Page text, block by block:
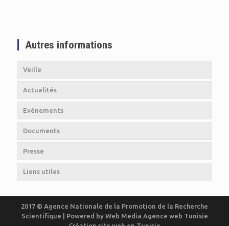
Autres informations
Veille
Actualités
Evénements
Documents
Presse
Liens utiles
2017 © Agence Nationale de la Promotion de la Recherche
Scientifique | Powered by Web Media Agence web Tunisie